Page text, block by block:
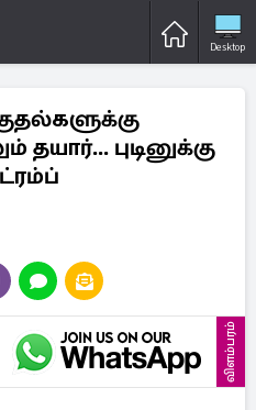
Desktop
தயார்... புடினுக்கு
விளம்பரம்